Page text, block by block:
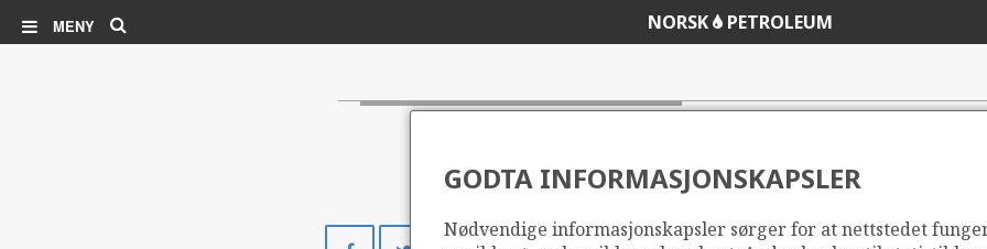
MENY NORSK PETROLEUM
Del
Del
Del
GODTA INFORMASJONSKAPSLER
Nødvendige informasjonskapsler sørger for at nettstedet